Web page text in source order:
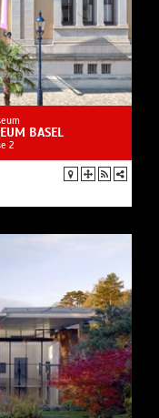
BASEL
2